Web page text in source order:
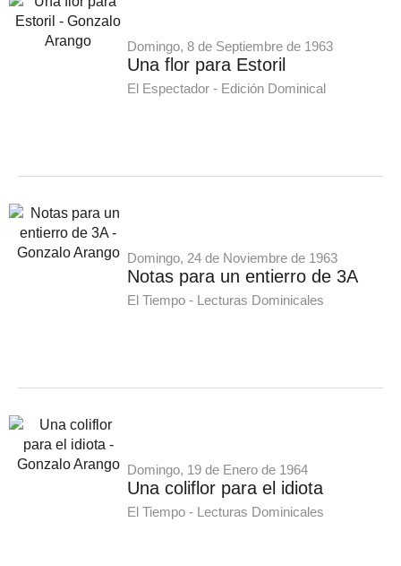
Domingo, 8 de Septiembre de 1963
Una flor para Estoril
El Espectador - Edición Dominical
Domingo, 24 de Noviembre de 1963
Notas para un entierro de 3A
El Tiempo - Lecturas Dominicales
Domingo, 19 de Enero de 1964
Una coliflor para el idiota
El Tiempo - Lecturas Dominicales